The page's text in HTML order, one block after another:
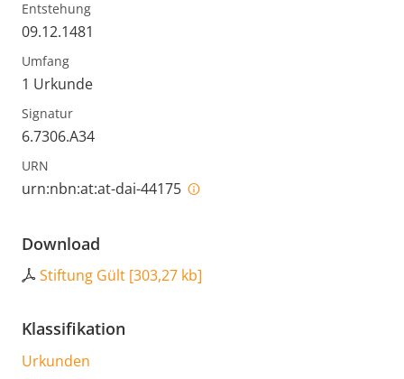
Entstehung
09.12.1481
Umfang
1 Urkunde
Signatur
6.7306.A34
URN
urn:nbn:at:at-dai-44175
Download
Stiftung Gült [303,27 kb]
Klassifikation
Urkunden